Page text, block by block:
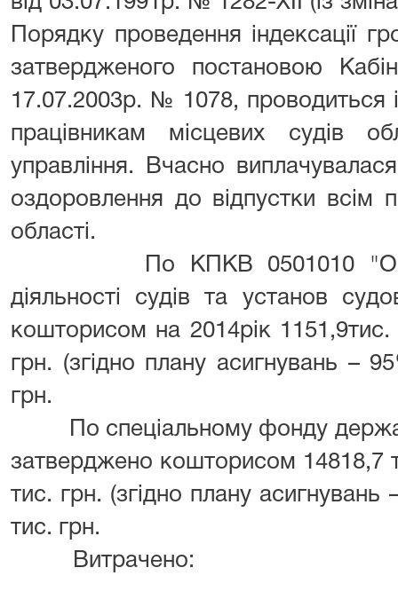
Порядку проведення індексації
затвердженого постановою
17.07.2003р. № 1078, проводиться
працівникам місцевих судів
управління. Вчасно
оздоровлення до відпустки всім
області.
По КПКВ 0501010
діяльності судів та установ
кошторисом на 2014рік
грн. (згідно плану асигнувань –
грн.
По спеціальному фонду
затверджено кошторисом 14818,7
тис. грн. (згідно плану
тис. грн.
Витрачено: